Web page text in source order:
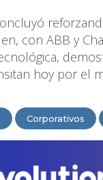
con ABB y
hoy por el
Corporativos